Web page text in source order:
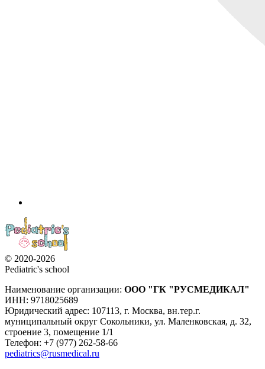
© 2020-2026
Pediatric's school
Наименование организации: ООО "ГК "РУСМЕДИКАЛ"
ИНН: 9718025689
Юридический адрес: 107113, г. Москва, вн.тер.г.
муниципальный округ Сокольники, ул. Маленковская, д. 32,
строение 3, помещение 1/1
Телефон: +7 (977) 262-58-66
pediatrics@rusmedical.ru